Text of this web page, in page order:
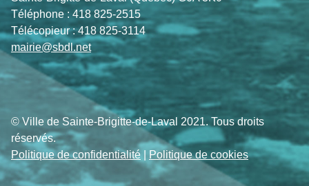
Téléphone : 418 825-2515
Télécopieur : 418 825-3114
mairie@sbdl.net
© Ville de Sainte-Brigitte-de-Laval 2021. Tous droits
réservés.
Politique de confidentialité
Politique de cookies